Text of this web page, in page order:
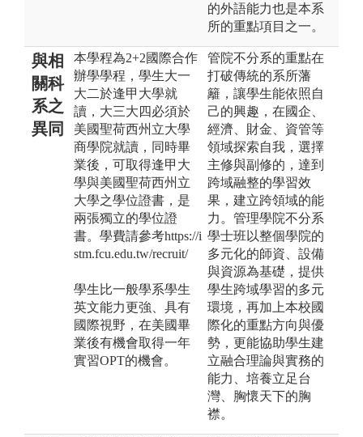
的外語能力也是本系
所的重點項目之一。
與相
關科
系之
異同
本學程為2+2國際合作
辦學學程，學生大一
大二於逢甲大學就
讀，大三大四必須於
美國聖荷西州立大學
商學院就讀，同時畢
業後，可取得逢甲大
學與美國聖荷西州立
大學之學位證書，是
兩張獨立的學位證
書。學費請參考https://i
stm.fcu.edu.tw/recruit/
學生比一般學系學生
英文能力更強、具有
國際視野，在美國畢
業後有機會取得一年
實習OPT的機會。
管院不分系的重點在
打破傳統的系所藩
籬，讓學生能依照自
己的興趣，在國企、
經濟、財金、資管等
領域探索自我，選擇
主修與副修的，達到
跨域融整的學習效
果，建立跨領域的能
力。管理學院不分系
學士班以整個學院的
多元化的師資、設備
與資源為基礎，提供
學生跨域學習的多元
環境，再加上本校國
際化的重點方向與優
勢，更能協助學生建
立融合理論與實務的
能力、培養立足台
灣、胸懷天下的胸
襟。